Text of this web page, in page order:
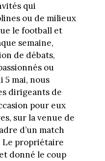
qui
ou de milieux
le football et
semaine,
de débats,
ou
5 mai, nous
dirigeants de
pour eux
sur la venue de
d’un match
Le propriétaire
donné le coup